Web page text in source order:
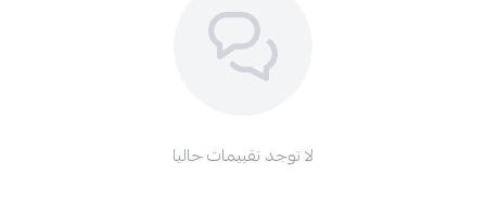
لا توجد تقييمات حاليا